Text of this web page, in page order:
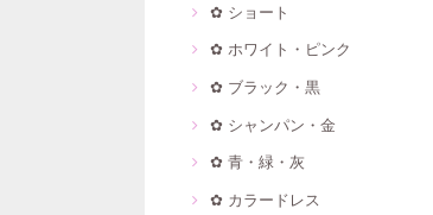
✿ ショート
✿ ホワイト・ピンク
✿ ブラック・黒
✿ シャンパン・金
✿ 青・緑・灰
✿ カラードレス